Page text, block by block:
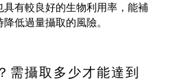
有較良好的生物利用率，能補
低過量攝取的風險。
需攝取多少才能達到